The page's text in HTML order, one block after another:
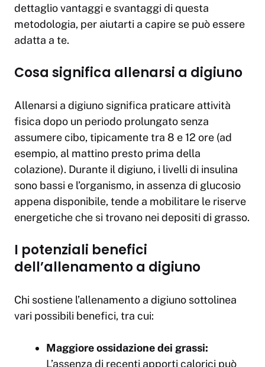
dettaglio vantaggi e svantaggi di questa
metodologia, per aiutarti a capire se può essere
adatta a te.
Cosa significa allenarsi a digiuno
Allenarsi a digiuno significa praticare attività
fisica dopo un periodo prolungato senza
assumere cibo, tipicamente tra 8 e 12 ore (ad
esempio, al mattino presto prima della
colazione). Durante il digiuno, i livelli di insulina
sono bassi e l’organismo, in assenza di glucosio
appena disponibile, tende a mobilitare le riserve
energetiche che si trovano nei depositi di grasso.
I potenziali benefici
dell’allenamento a digiuno
Chi sostiene l’allenamento a digiuno sottolinea
vari possibili benefici, tra cui:
Maggiore ossidazione dei grassi:
L’assenza di recenti apporti calorici può